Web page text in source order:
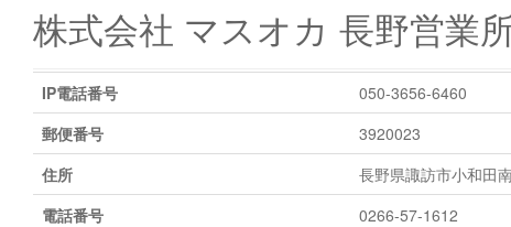
株式会社 マスオカ 長野営業
IP電話番号
050-3656-6460
郵便番号
3920023
住所
長野県諏訪市小和田
電話番号
0266-57-1612